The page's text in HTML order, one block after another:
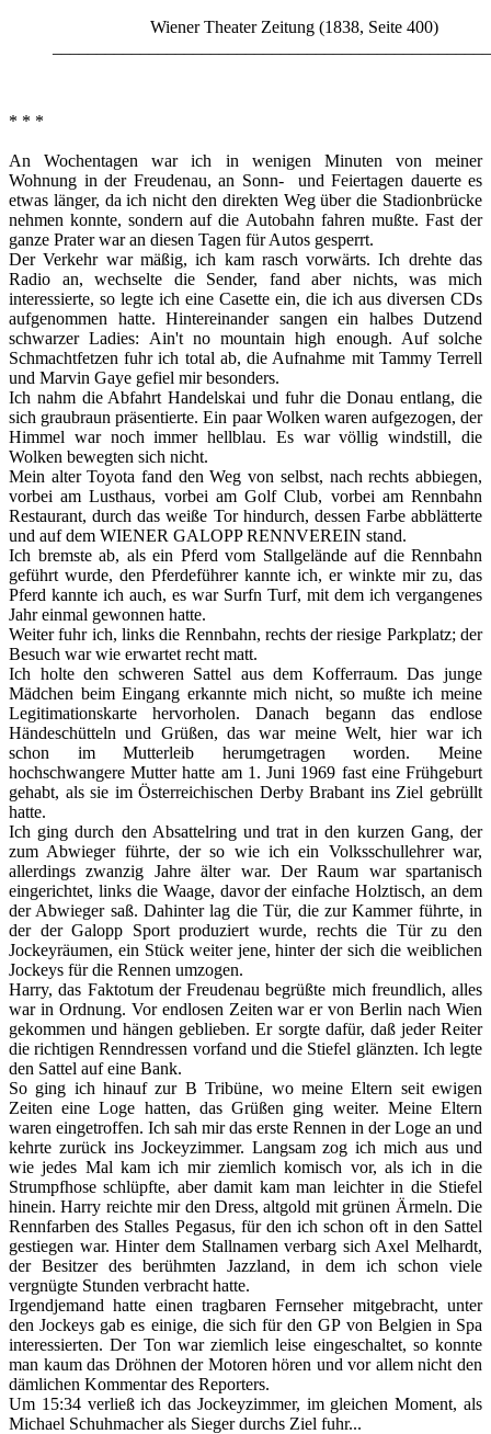
Wiener Theater Zeitung (1838, Seite 400)
* * *
An Wochentagen war ich in wenigen Minuten von meiner
Wohnung in der Freudenau, an Sonn- und Feiertagen dauerte es
etwas länger, da ich nicht den direkten Weg über die Stadionbrücke
nehmen konnte, sondern auf die Autobahn fahren mußte. Fast der
ganze Prater war an diesen Tagen für Autos gesperrt.
Der Verkehr war mäßig, ich kam rasch vorwärts. Ich drehte das
Radio an, wechselte die Sender, fand aber nichts, was mich
interessierte, so legte ich eine Casette ein, die ich aus diversen CDs
aufgenommen hatte. Hintereinander sangen ein halbes Dutzend
schwarzer Ladies: Ain't no mountain high enough. Auf solche
Schmachtfetzen fuhr ich total ab, die Aufnahme mit Tammy Terrell
und Marvin Gaye gefiel mir besonders.
Ich nahm die Abfahrt Handelskai und fuhr die Donau entlang, die
sich graubraun präsentierte. Ein paar Wolken waren aufgezogen, der
Himmel war noch immer hellblau. Es war völlig windstill, die
Wolken bewegten sich nicht.
Mein alter Toyota fand den Weg von selbst, nach rechts abbiegen,
vorbei am Lusthaus, vorbei am Golf Club, vorbei am Rennbahn
Restaurant, durch das weiße Tor hindurch, dessen Farbe abblätterte
und auf dem WIENER GALOPP RENNVEREIN stand.
Ich bremste ab, als ein Pferd vom Stallgelände auf die Rennbahn
geführt wurde, den Pferdeführer kannte ich, er winkte mir zu, das
Pferd kannte ich auch, es war Surfn Turf, mit dem ich vergangenes
Jahr einmal gewonnen hatte.
Weiter fuhr ich, links die Rennbahn, rechts der riesige Parkplatz; der
Besuch war wie erwartet recht matt.
Ich holte den schweren Sattel aus dem Kofferraum. Das junge
Mädchen beim Eingang erkannte mich nicht, so mußte ich meine
Legitimationskarte hervorholen. Danach begann das endlose
Händeschütteln und Grüßen, das war meine Welt, hier war ich
schon im Mutterleib herumgetragen worden. Meine
hochschwangere Mutter hatte am 1. Juni 1969 fast eine Frühgeburt
gehabt, als sie im Österreichischen Derby Brabant ins Ziel gebrüllt
hatte.
Ich ging durch den Absattelring und trat in den kurzen Gang, der
zum Abwieger führte, der so wie ich ein Volksschullehrer war,
allerdings zwanzig Jahre älter war. Der Raum war spartanisch
eingerichtet, links die Waage, davor der einfache Holztisch, an dem
der Abwieger saß. Dahinter lag die Tür, die zur Kammer führte, in
der der Galopp Sport produziert wurde, rechts die Tür zu den
Jockeyräumen, ein Stück weiter jene, hinter der sich die weiblichen
Jockeys für die Rennen umzogen.
Harry, das Faktotum der Freudenau begrüßte mich freundlich, alles
war in Ordnung. Vor endlosen Zeiten war er von Berlin nach Wien
gekommen und hängen geblieben. Er sorgte dafür, daß jeder Reiter
die richtigen Renndressen vorfand und die Stiefel glänzten. Ich legte
den Sattel auf eine Bank.
So ging ich hinauf zur B Tribüne, wo meine Eltern seit ewigen
Zeiten eine Loge hatten, das Grüßen ging weiter. Meine Eltern
waren eingetroffen. Ich sah mir das erste Rennen in der Loge an und
kehrte zurück ins Jockeyzimmer. Langsam zog ich mich aus und
wie jedes Mal kam ich mir ziemlich komisch vor, als ich in die
Strumpfhose schlüpfte, aber damit kam man leichter in die Stiefel
hinein. Harry reichte mir den Dress, altgold mit grünen Ärmeln. Die
Rennfarben des Stalles Pegasus, für den ich schon oft in den Sattel
gestiegen war. Hinter dem Stallnamen verbarg sich Axel Melhardt,
der Besitzer des berühmten Jazzland, in dem ich schon viele
vergnügte Stunden verbracht hatte.
Irgendjemand hatte einen tragbaren Fernseher mitgebracht, unter
den Jockeys gab es einige, die sich für den GP von Belgien in Spa
interessierten. Der Ton war ziemlich leise eingeschaltet, so konnte
man kaum das Dröhnen der Motoren hören und vor allem nicht den
dämlichen Kommentar des Reporters.
Um 15:34 verließ ich das Jockeyzimmer, im gleichen Moment, als
Michael Schuhmacher als Sieger durchs Ziel fuhr...